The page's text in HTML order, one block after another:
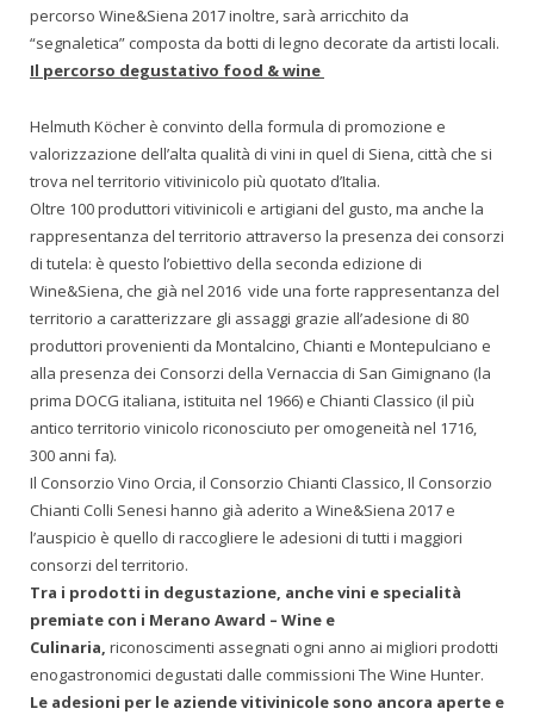
percorso Wine&Siena 2017 inoltre, sarà arricchito da
“segnaletica” composta da botti di legno decorate da artisti locali.
Il percorso degustativo food & wine
Helmuth Köcher è convinto della formula di promozione e
valorizzazione dell’alta qualità di vini in quel di Siena, città che si
trova nel territorio vitivinicolo più quotato d’Italia.
Oltre 100 produttori vitivinicoli e artigiani del gusto, ma anche la
rappresentanza del territorio attraverso la presenza dei consorzi
di tutela: è questo l’obiettivo della seconda edizione di
Wine&Siena, che già nel 2016 vide una forte rappresentanza del
territorio a caratterizzare gli assaggi grazie all’adesione di 80
produttori provenienti da Montalcino, Chianti e Montepulciano e
alla presenza dei Consorzi della Vernaccia di San Gimignano (la
prima DOCG italiana, istituita nel 1966) e Chianti Classico (il più
antico territorio vinicolo riconosciuto per omogeneità nel 1716,
300 anni fa).
Il Consorzio Vino Orcia, il Consorzio Chianti Classico, Il Consorzio
Chianti Colli Senesi hanno già aderito a Wine&Siena 2017 e
l’auspicio è quello di raccogliere le adesioni di tutti i maggiori
consorzi del territorio.
Tra i prodotti in degustazione, anche vini e specialità
premiate con i Merano Award – Wine e
Culinaria, riconoscimenti assegnati ogni anno ai migliori prodotti
enogastronomici degustati dalle commissioni The Wine Hunter.
Le adesioni per le aziende vitivinicole sono ancora aperte e